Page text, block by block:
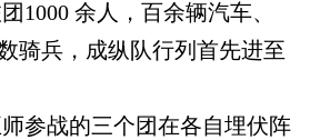
1000 余人，百余辆汽车、
骑兵，成纵队行列首先进至
战的三个团在各自埋伏阵